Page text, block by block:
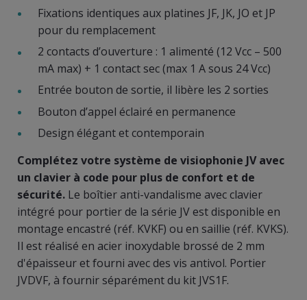
Fixations identiques aux platines JF, JK, JO et JP
pour du remplacement
2 contacts d’ouverture : 1 alimenté (12 Vcc – 500
mA max) + 1 contact sec (max 1 A sous 24 Vcc)
Entrée bouton de sortie, il libère les 2 sorties
Bouton d’appel éclairé en permanence
Design élégant et contemporain
Complétez votre système de visiophonie JV avec
un clavier à code pour plus de confort et de
sécurité. Le boîtier anti-vandalisme avec clavier
intégré pour portier de la série JV est disponible en
montage encastré (réf. KVKF) ou en saillie (réf. KVKS).
Il est réalisé en acier inoxydable brossé de 2 mm
d'épaisseur et fourni avec des vis antivol. Portier
JVDVF, à fournir séparément du kit JVS1F.